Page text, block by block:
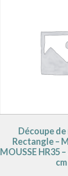
Découpe de
Rectangle –
MOUSSE HR35
cm